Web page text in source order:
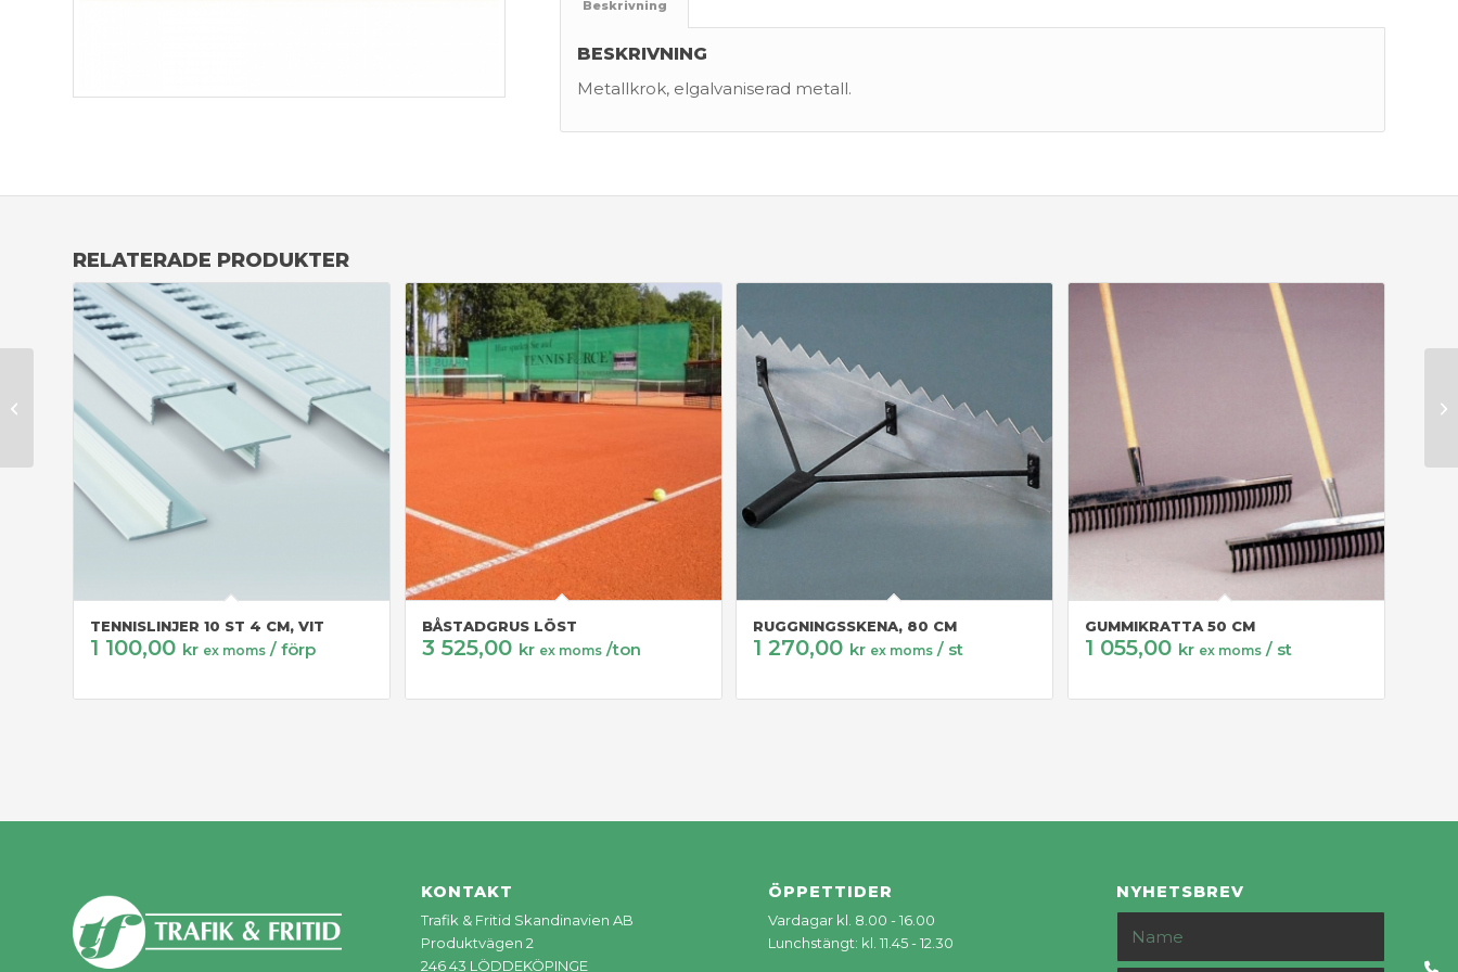
Beskrivning
BESKRIVNING
Metallkrok, elgalvaniserad metall.
RELATERADE PRODUKTER
TENNISLINJER 10 ST 4 CM, VIT
1 100,00 kr ex moms / förp
BÅSTADGRUS LÖST
3 525,00 kr ex moms /ton
RUGGNINGSSKENA, 80 CM
1 270,00 kr ex moms / st
GUMMIKRATTA 50 CM
1 055,00 kr ex moms / st
KONTAKT
Trafik & Fritid Skandinavien AB
Produktvägen 2
246 43 LÖDDEKÖPINGE
ÖPPETTIDER
Vardagar kl. 8.00 - 16.00
Lunchstängt: kl. 11.45 - 12.30
NYHETSBREV
Skyddsnät PP
svart 3mm tråd
120 mm maska